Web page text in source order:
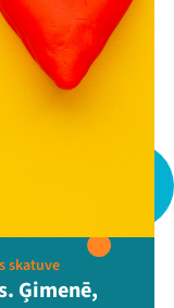
skatuve
Ģimenē,